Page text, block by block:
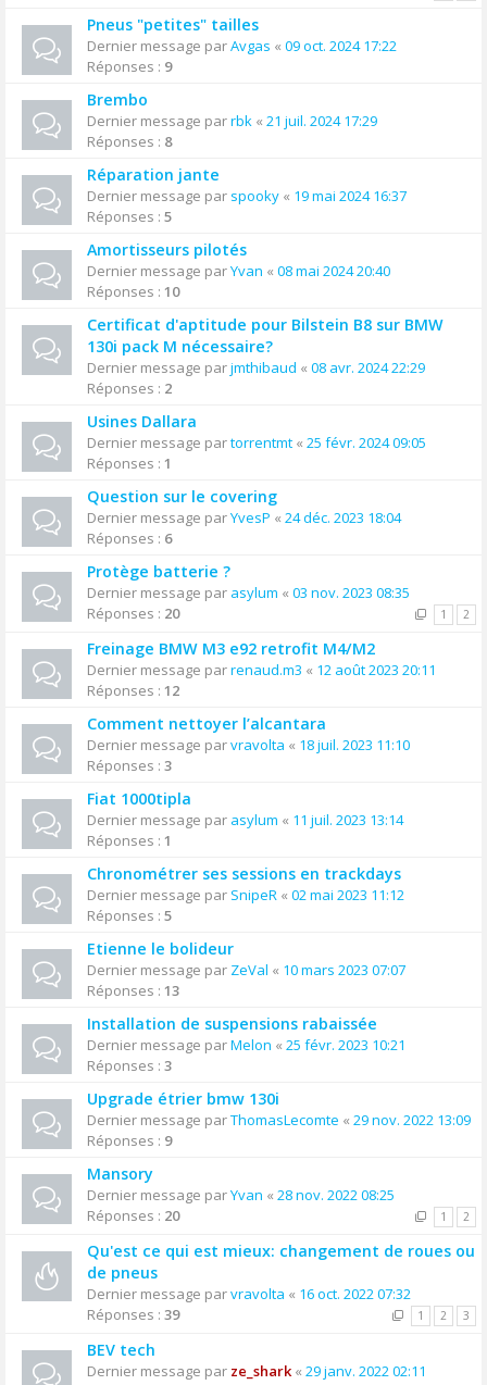
Pneus "petites" tailles
Dernier message parAvgas « 09 oct. 2024 17:22
Réponses : 9
Brembo
Dernier message parrbk « 21 juil. 2024 17:29
Réponses : 8
Réparation jante
Dernier message par spooky « 19 mai 2024 16:37
Réponses : 5
Amortisseurs pilotés
Dernier message parYvan « 08 mai 2024 20:40
Réponses : 10
Certificat d'aptitude pour Bilstein B8 sur BMW
130i pack M nécessaire?
Dernier message parjmthibaud « 08 avr. 2024 22:29
Réponses : 2
Usines Dallara
Dernier message partorrentmt « 25 févr. 2024 09:05
Réponses : 1
Question sur le covering
Dernier message parYvesP « 24 déc. 2023 18:04
Réponses : 6
Protège batterie ?
Dernier message par asylum « 03 nov. 2023 08:35
Réponses : 20 1 2
Freinage BMW M3 e92 retrofit M4/M2
Dernier message parrenaud.m3 « 12 août 2023 20:11
Réponses : 12
Comment nettoyer l’alcantara
Dernier message parvravolta « 18 juil. 2023 11:10
Réponses : 3
Fiat 1000tipla
Dernier message par asylum « 11 juil. 2023 13:14
Réponses : 1
Chronométrer ses sessions en trackdays
Dernier message par SnipeR « 02 mai 2023 11:12
Réponses : 5
Etienne le bolideur
Dernier message par ZeVal « 10 mars 2023 07:07
Réponses : 13
Installation de suspensions rabaissée
Dernier message parMelon « 25 févr. 2023 10:21
Réponses : 3
Upgrade étrier bmw 130i
Dernier message parThomasLecomte « 29 nov. 2022 13:09
Réponses : 9
Mansory
Dernier message parYvan « 28 nov. 2022 08:25
Réponses : 20 1 2
Qu'est ce qui est mieux: changement de roues ou
de pneus
Dernier message parvravolta « 16 oct. 2022 07:32
Réponses : 39 1 2 3
BEV tech
Dernier message par ze_shark« 29 janv. 2022 02:11